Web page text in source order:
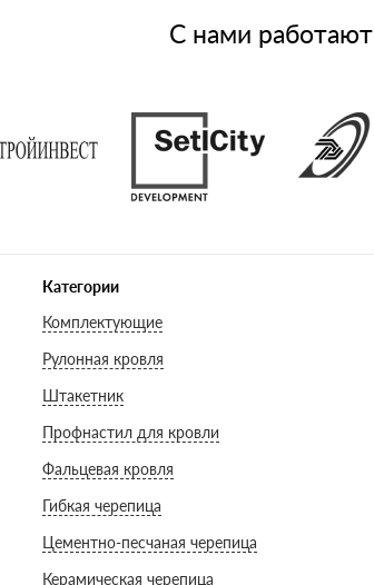
С нами работают
Категории
Комплектующие
Рулонная кровля
Штакетник
Профнастил для кровли
Фальцевая кровля
Гибкая черепица
Цементно-песчаная черепица
Керамическая черепица